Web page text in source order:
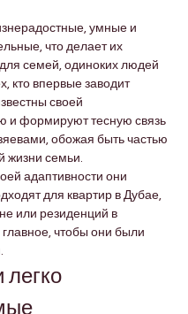
умные и
что делает их
семей, одиноких людей
кто впервые заводит
своей
и формируют тесную связь
обожая быть частью
жизни семьи.
адаптивности они
для квартир в Дубае,
или резиденций в
чтобы они были